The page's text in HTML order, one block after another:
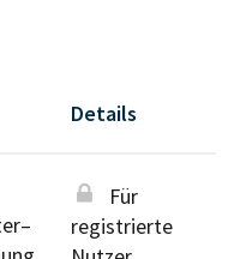
Details
Für
registrierte